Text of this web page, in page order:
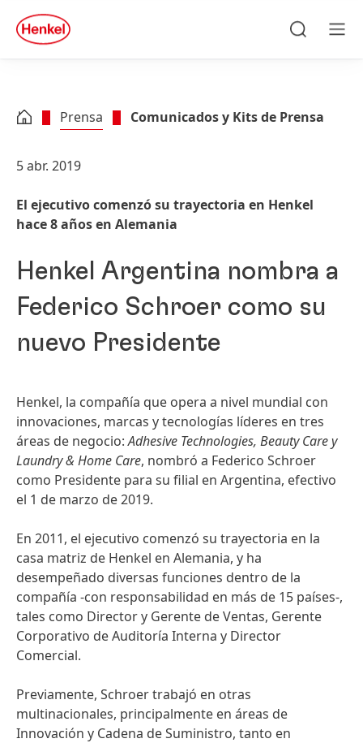
Skip to footer
quick
search
Prensa Comunicados y Kits de Prensa
5 abr. 2019
El ejecutivo comenzó su trayectoria en Henkel
hace 8 años en Alemania
Henkel Argentina nombra a
Federico Schroer como su
nuevo Presidente
Henkel, la compañía que opera a nivel mundial con
innovaciones, marcas y tecnologías líderes en tres
áreas de negocio:Adhesive Technologies, Beauty Care y
Laundry & Home Care, nombró a Federico Schroer
como Presidente para su filial en Argentina, efectivo
el 1 de marzo de 2019.
En 2011, el ejecutivo comenzó su trayectoria en la
casa matriz de Henkel en Alemania, y ha
desempeñado diversas funciones dentro de la
compañía -con responsabilidad en más de 15 países-,
tales como Director y Gerente de Ventas, Gerente
Corporativo de Auditoría Interna y Director
Comercial.
Previamente, Schroer trabajó en otras
multinacionales, principalmente en áreas de
Innovación y Cadena de Suministro, tanto en